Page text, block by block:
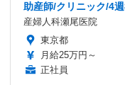
助産師/クリニック/4
産婦人科瀬尾医院
東京都
月給25万円～
正社員